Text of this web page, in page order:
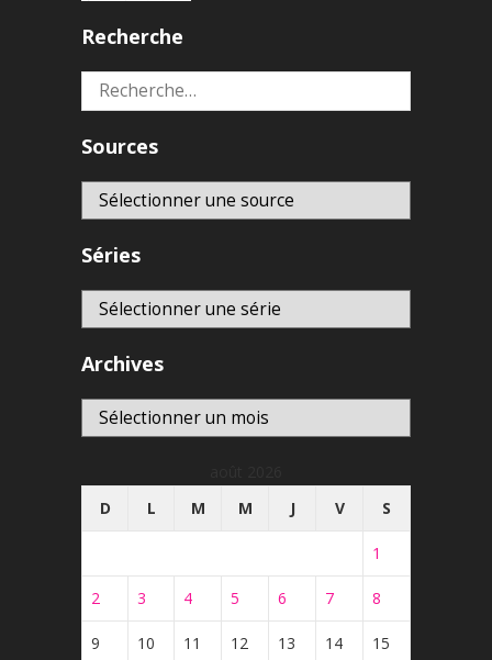
Recherche
Rechercher :
Sources
Séries
Archives
Archives
D
L M M J V S
1
2 3 4 5 6 7 8
9 10 11 12 13 14 15